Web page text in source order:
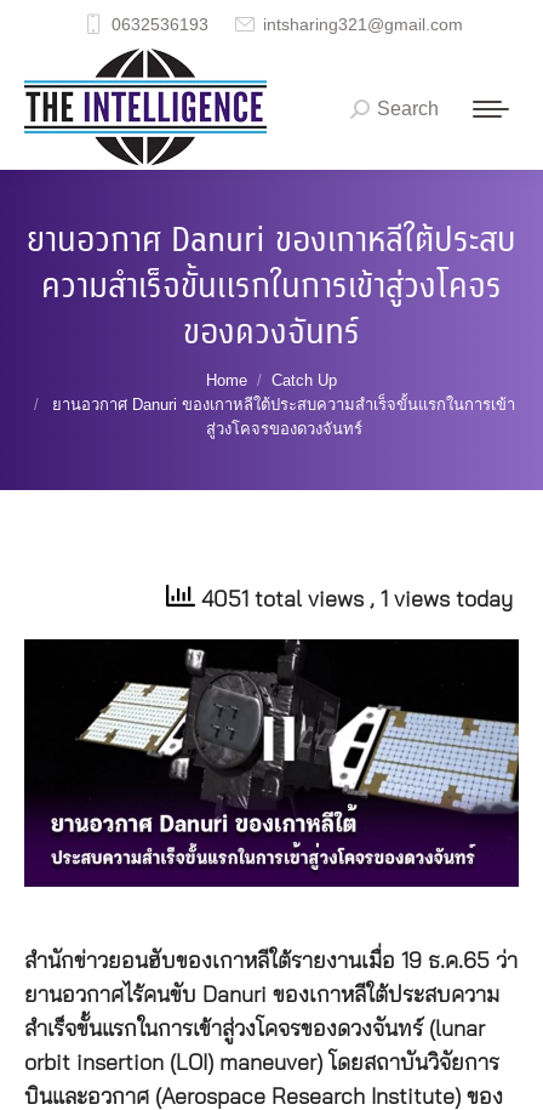
0632536193 intsharing321@gmail.com
Search:
Search
ยานอวกาศ Danuri ของเกาหลีใต้ประสบ
ความสำเร็จขั้นแรกในการเข้าสู่วงโคจร
ของดวงจันทร์
Home
Catch Up
ยานอวกาศ Danuri ของเกาหลีใต้ประสบความสำเร็จขั้นแรกในการเข้า
สู่วงโคจรของดวงจันทร์
4051 total views , 1 views today
สำนักข่าวยอนฮับของเกาหลีใต้รายงานเมื่อ 19 ธ.ค.65 ว่า
ยานอวกาศไร้คนขับ Danuri ของเกาหลีใต้ประสบความ
สำเร็จขั้นแรกในการเข้าสู่วงโคจรของดวงจันทร์ (lunar
orbit insertion (LOI) maneuver) โดยสถาบันวิจัยการ
บินและอวกาศ (Aerospace Research Institute) ของ